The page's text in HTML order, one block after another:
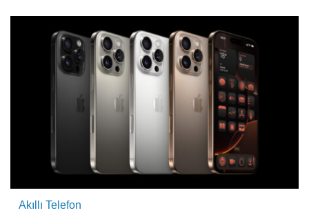
Akıllı Telefon